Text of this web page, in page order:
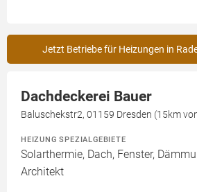
Jetzt Betriebe für Heizungen in
Dachdeckerei Bauer
Baluschekstr2, 01159 Dresden (15km
HEIZUNG SPEZIALGEBIETE
Solarthermie, Dach, Fenster,
Architekt